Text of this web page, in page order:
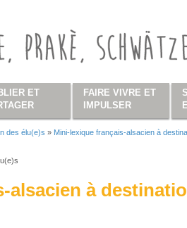
des élu(e)s » Mini-lexique français-alsacien à
alsacien à
ET
FAIRE VIVRE ET
IMPULSER